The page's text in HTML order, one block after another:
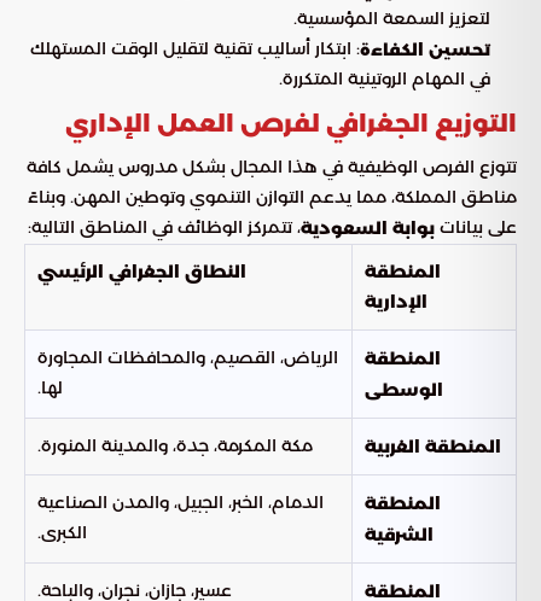
لتعزيز السمعة المؤسسية.
تحسين الكفاءة: ابتكار أساليب تقنية لتقليل الوقت المستهلك
في المهام الروتينية المتكررة.
التوزيع الجغرافي لفرص العمل الإداري
تتوزع الفرص الوظيفية في هذا المجال بشكل مدروس يشمل كافة
مناطق المملكة، مما يدعم التوازن التنموي وتوطين المهن. وبناءً
على بيانات بوابة السعودية، تتمركز الوظائف في المناطق التالية:
المنطقة
الإدارية
النطاق الجغرافي الرئيسي
المنطقة
الوسطى
الرياض، القصيم، والمحافظات المجاورة
لها.
المنطقة الغربية مكة المكرمة، جدة، والمدينة المنورة.
المنطقة
الشرقية
الدمام، الخبر، الجبيل، والمدن الصناعية
الكبرى.
المنطقة عسير، جازان، نجران، والباحة.